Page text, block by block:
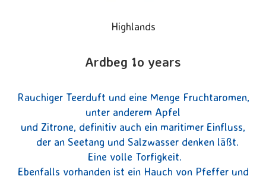
Highlands
Ardbeg 1o years
Rauchiger Teerduft und eine Menge Fruchtaromen,
unter anderem Apfel
und Zitrone, definitiv auch ein maritimer Einfluss,
der an Seetang und Salzwasser denken läßt.
Eine volle Torfigkeit.
Ebenfalls vorhanden ist ein Hauch von Pfeffer und